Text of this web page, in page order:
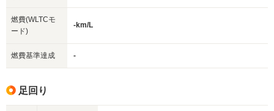
燃費(WLTCモ
ード)
-km/L
燃費基準達成 -
足回り